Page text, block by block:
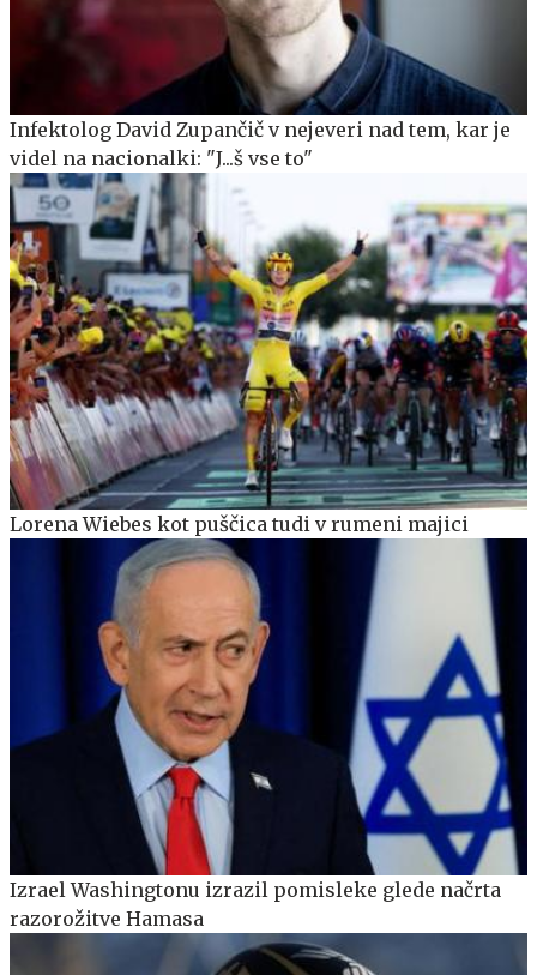
Infektolog David Zupančič v nejeveri nad tem, kar je
videl na nacionalki: "J...š vse to"
Lorena Wiebes kot puščica tudi v rumeni majici
Izrael Washingtonu izrazil pomisleke glede načrta
razorožitve Hamasa